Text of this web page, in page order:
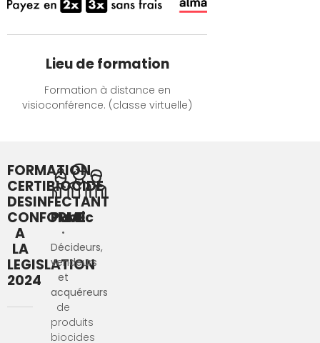
Lieu de formation
Formation à distance en
visioconférence. (classe virtuelle)
FORMATION
CERTIBIOCIDE
DESINFECTANT
CONFORME
A
LA
LEGISLATION
2024
Public
•
Décideurs,
vendeurs
et
acquéreurs
de
produits
biocides